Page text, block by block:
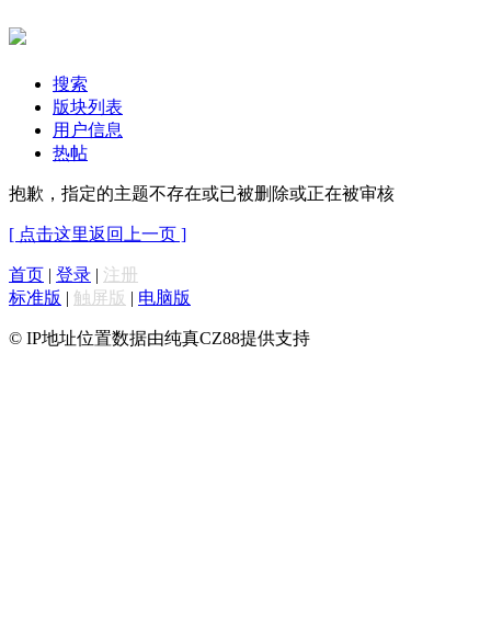
搜索
版块列表
用户信息
热帖
抱歉，指定的主题不存在或已被删除或正在被审核
[ 点击这里返回上一页 ]
首页 | 登录 | 注册
标准版 | 触屏版 | 电脑版
© IP地址位置数据由纯真CZ88提供支持